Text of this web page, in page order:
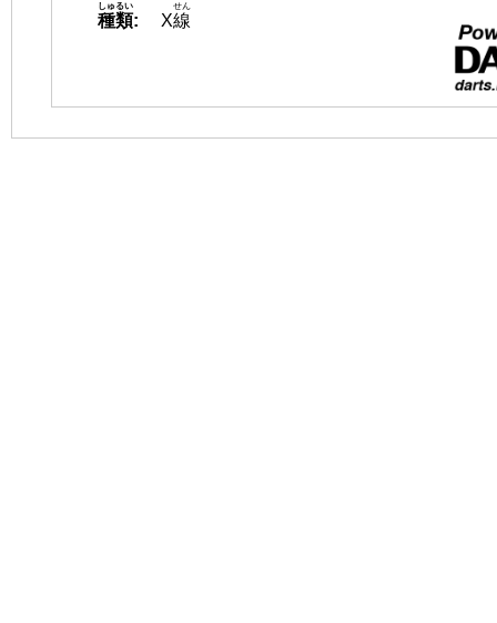
種類
しゅるい
: X線
せん